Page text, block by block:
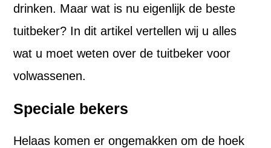
drinken. Maar wat is nu eigenlijk de beste
tuitbeker? In dit artikel vertellen wij u alles
wat u moet weten over de tuitbeker voor
volwassenen.
Speciale bekers
Helaas komen er ongemakken om de hoek